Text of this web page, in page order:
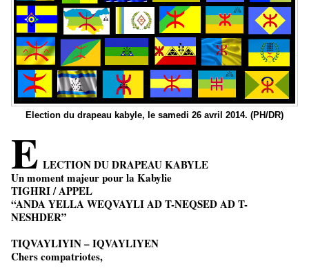
Election du drapeau kabyle, le samedi 26 avril 2014. (PH/DR)
E LECTION DU DRAPEAU KABYLE
Un moment majeur pour la Kabylie
TIGHRI / APPEL
“ANDA YELLA WEQVAYLI AD T-NEQSED AD T-
NESHDER”
TIQVAYLIYIN – IQVAYLIYEN
Chers compatriotes,